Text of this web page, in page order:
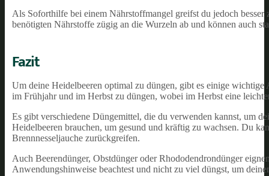
Als Soforthilfe bei einem Nährstoffmangel greifst du jedoch
benötigten Nährstoffe zügig an die Wurzeln ab und können auch
Fazit
Um deine Heidelbeeren optimal zu düngen, gibt es einige
im Frühjahr und im Herbst zu düngen, wobei im Herbst eine
Es gibt verschiedene Düngemittel, die du verwenden kannst, um
Heidelbeeren brauchen, um gesund und kräftig zu wachsen. Du
Brennnesseljauche zurückgreifen.
Auch Beerendünger, Obstdünger oder Rhododendrondünger
Anwendungshinweise beachtest und nicht zu viel düngst, um